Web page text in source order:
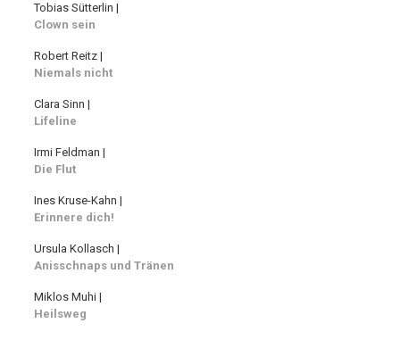
Tobias Sütterlin |
Clown sein
Robert Reitz |
Niemals nicht
Clara Sinn |
Lifeline
Irmi Feldman |
Die Flut
Ines Kruse-Kahn |
Erinnere dich!
Ursula Kollasch |
Anisschnaps und Tränen
Miklos Muhi |
Heilsweg